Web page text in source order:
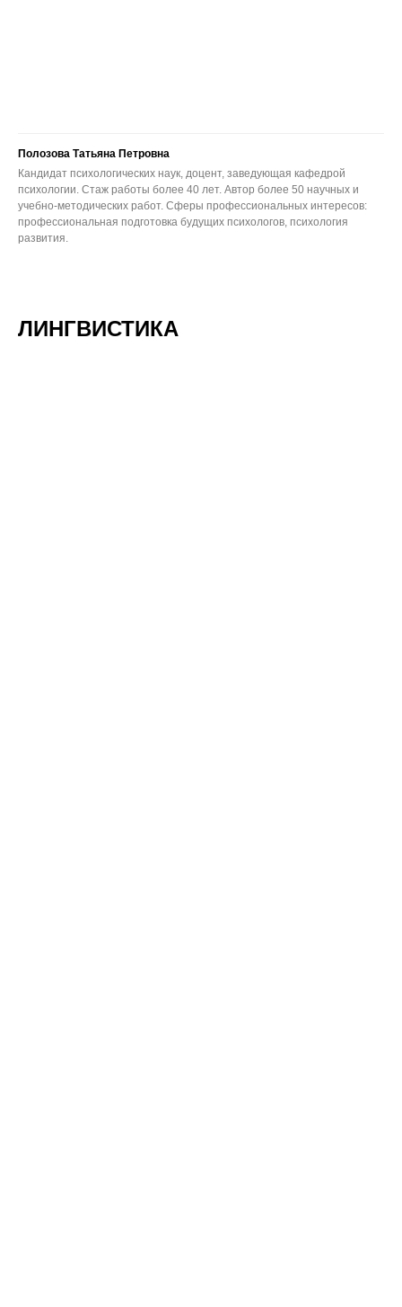
Полозова Татьяна Петровна
Кандидат психологических наук, доцент, заведующая кафедрой
психологии. Стаж работы более 40 лет. Автор более 50 научных и
учебно-методических работ. Сферы профессиональных интересов:
профессиональная подготовка будущих психологов, психология
развития.
ЛИНГВИСТИКА